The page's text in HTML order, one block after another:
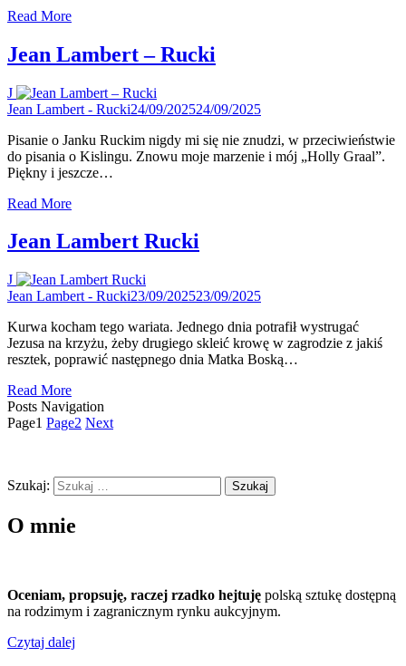
Read More
Jean Lambert – Rucki
J
Jean Lambert - Rucki24/09/202524/09/2025
Pisanie o Janku Ruckim nigdy mi się nie znudzi, w przeciwieństwie
do pisania o Kislingu. Znowu moje marzenie i mój „Holly Graal”.
Piękny i jeszcze…
Read More
Jean Lambert Rucki
J
Jean Lambert - Rucki23/09/202523/09/2025
Kurwa kocham tego wariata. Jednego dnia potrafił wystrugać
Jezusa na krzyżu, żeby drugiego skleić krowę w zagrodzie z jakiś
resztek, poprawić następnego dnia Matka Boską…
Read More
Posts Navigation
Page1 Page2 Next
Szukaj:
O mnie
Oceniam, propsuję, raczej rzadko hejtuję polską sztukę dostępną
na rodzimym i zagranicznym rynku aukcyjnym.
Czytaj dalej